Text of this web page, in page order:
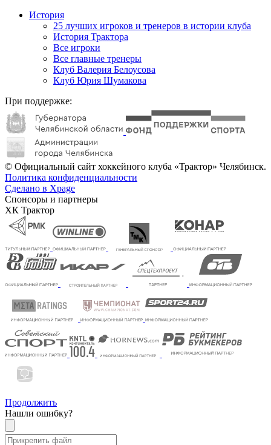
История
25 лучших игроков и тренеров в истории клуба
История Трактора
Все игроки
Все главные тренеры
Клуб Валерия Белоусова
Клуб Юрия Шумакова
При поддержке:
© Официальный сайт хоккейного клуба «Трактор» Челябинск.
Политика конфиденциальности
Сделано в Xpage
Спонсоры и партнеры
ХК Трактор
Продолжить
Нашли ошибку?